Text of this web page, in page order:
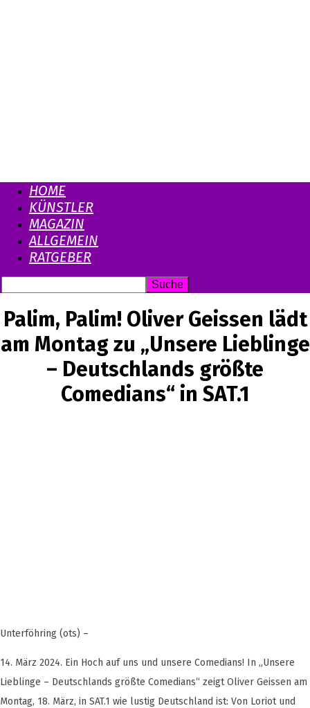
HOME
KÜNSTLER
MAGAZIN
ALLGEMEIN
RATGEBER
Palim, Palim! Oliver Geissen lädt
am Montag zu „Unsere Lieblinge
– Deutschlands größte
Comedians“ in SAT.1
Unterföhring (ots) –
14. März 2024. Ein Hoch auf uns und unsere Comedians! In „Unsere
Lieblinge – Deutschlands größte Comedians“ zeigt Oliver Geissen am
Montag, 18. März, in SAT.1 wie lustig Deutschland ist: Von Loriot und